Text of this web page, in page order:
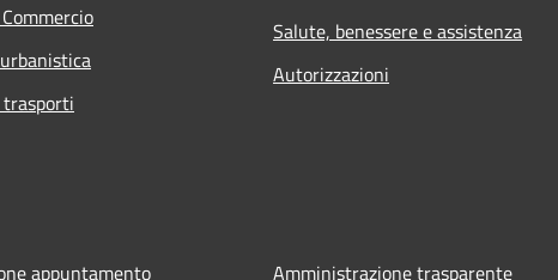
Salute, benessere e assistenza
Autorizzazioni
appuntamento Amministrazione trasparente